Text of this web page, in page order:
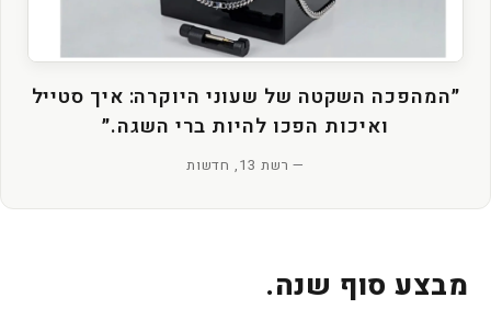
״המהפכה השקטה של שעוני היוקרה: איך סטייל
ואיכות הפכו להיות ברי השגה.״
— רשת 13, חדשות
מבצע סוף שנה.